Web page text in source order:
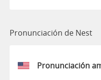
Pronunciación de Nest
Pronunciación